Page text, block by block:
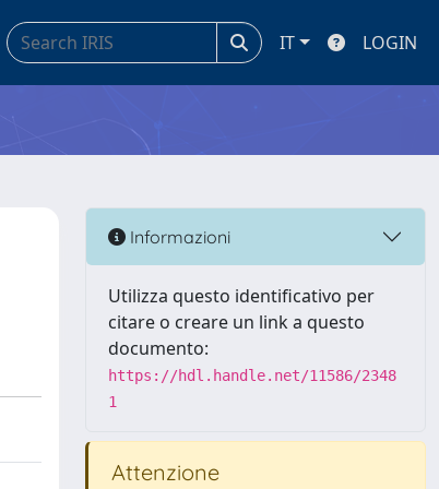
IT LOGIN
Informazioni
Utilizza questo identificativo per
citare o creare un link a questo
documento:
https://hdl.handle.net/11586/2348
1
Attenzione